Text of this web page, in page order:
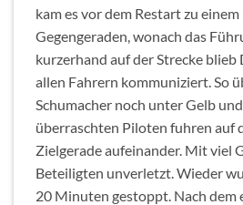
kam es vor dem Restart zu
Gegengeraden, wonach das
kurzerhand auf der Strecke
allen Fahrern kommuniziert. So
Schumacher noch unter Gelb
überraschten Piloten fuhren auf
Zielgerade aufeinander. Mit viel
Beteiligten unverletzt. Wieder
20 Minuten gestoppt. Nach